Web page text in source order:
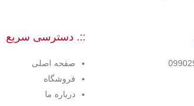
::. دسترسی سریع
صفحه اصلی
فروشگاه
درباره ما